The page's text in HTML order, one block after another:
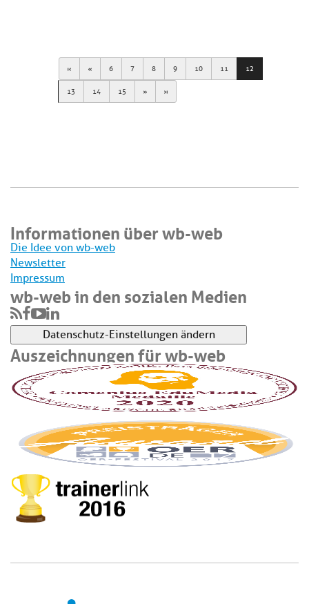
First Previous
6 7 8 9 10 11 12
13 14 15 Next Last
Informationen über wb-web
Die Idee von wb-web
Newsletter
Impressum
wb-web in den sozialen Medien
Datenschutz-Einstellungen ändern
Auszeichnungen für wb-web